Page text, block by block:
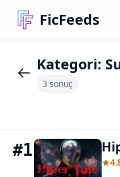
FicFeeds
Kategori:
3 sonuç
#1